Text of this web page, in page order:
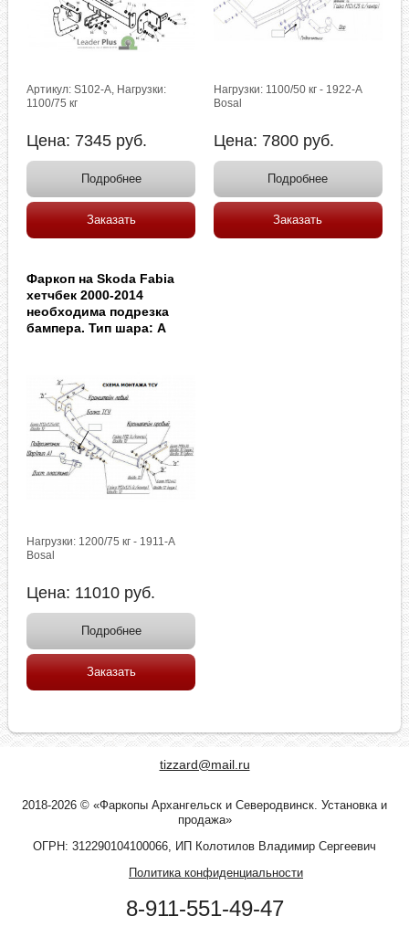
Артикул: S102-A, Нагрузки:
1100/75 кг
Цена: 7345 руб.
Подробнее
Заказать
Нагрузки: 1100/50 кг - 1922-A
Bosal
Цена: 7800 руб.
Подробнее
Заказать
Фаркоп на Skoda Fabia
хетчбек 2000-2014
необходима подрезка
бампера. Тип шара: A
Нагрузки: 1200/75 кг - 1911-A
Bosal
Цена: 11010 руб.
Подробнее
Заказать
tizzard@mail.ru
2018-2026 © «Фаркопы Архангельск и Северодвинск. Установка и
продажа»
ОГРН: 312290104100066, ИП Колотилов Владимир Сергеевич
Политика конфиденциальности
8-911-551-49-47